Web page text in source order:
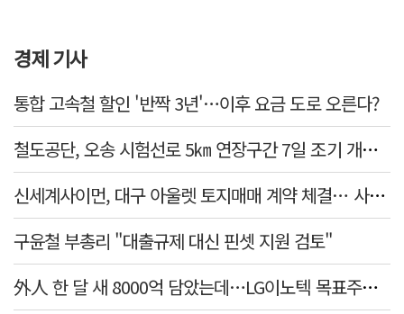
경제 기사
통합 고속철 할인 '반짝 3년'…이후 요금 도로 오른다?
철도공단, 오송 시험선로 5㎞ 연장구간 7일 조기 개통…LA 메트로 사업 지원
신세계사이먼, 대구 아울렛 토지매매 계약 체결… 사업 본궤도
구윤철 부총리 "대출규제 대신 핀셋 지원 검토"
外人 한 달 새 8000억 담았는데…LG이노텍 목표주가는 왜 엇갈릴까